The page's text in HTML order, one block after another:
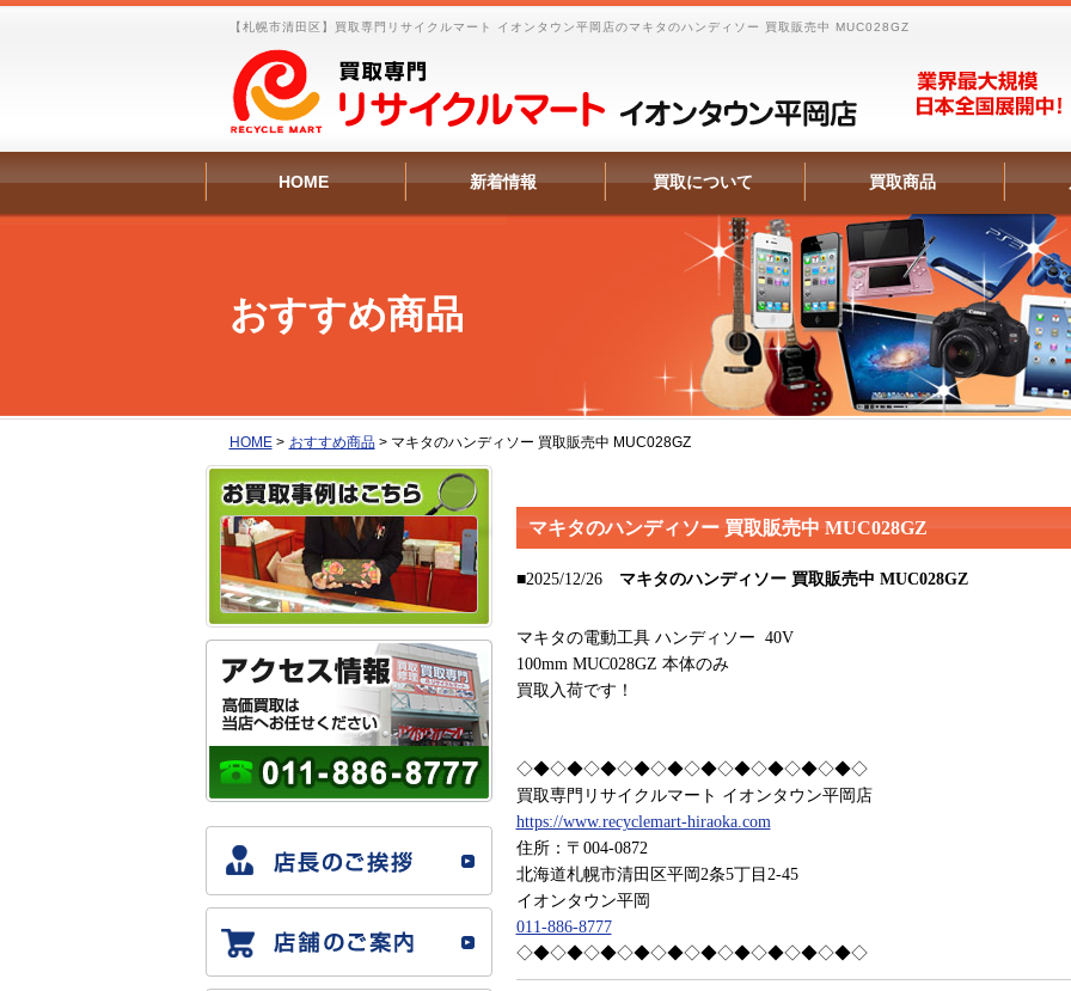
【札幌市清田区】買取専門リサイクルマート イオンタウン平岡店のマキタのハンディソー 買取販売中 MUC028GZ
HOME 新着情報 買取について 買取商品
おすすめ商品
HOME> おすすめ商品> マキタのハンディソー 買取販売中 MUC028GZ
マキタのハンディソー 買取販売中 MUC028GZ
■2025/12/26 マキタのハンディソー 買取販売中 MUC028GZ
マキタの電動工具 ハンディソー 40V
100mm MUC028GZ 本体のみ
買取入荷です！
◇◆◇◆◇◆◇◆◇◆◇◆◇◆◇◆◇◆◇◆◇
買取専門リサイクルマート イオンタウン平岡店
https://www.recyclemart-hiraoka.com
住所：〒004-0872
北海道札幌市清田区平岡2条5丁目2-45
イオンタウン平岡
011-886-8777
◇◆◇◆◇◆◇◆◇◆◇◆◇◆◇◆◇◆◇◆◇